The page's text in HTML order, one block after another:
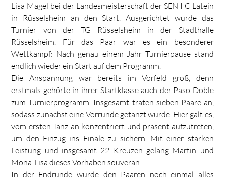
Lisa Magel bei der Landesmeisterschaft der SEN I C Latein
in Rüsselsheim an den Start. Ausgerichtet wurde das
Turnier von der TG Rüsselsheim in der Stadthalle
Rüsselsheim. Für das Paar war es ein besonderer
Wettkampf: Nach genau einem Jahr Turnierpause stand
endlich wieder ein Start auf dem Programm.
Die Anspannung war bereits im Vorfeld groß, denn
erstmals gehörte in ihrer Startklasse auch der Paso Doble
zum Turnierprogramm. Insgesamt traten sieben Paare an,
sodass zunächst eine Vorrunde getanzt wurde. Hier galt es,
vom ersten Tanz an konzentriert und präsent aufzutreten,
um den Einzug ins Finale zu sichern. Mit einer starken
Leistung und insgesamt 22 Kreuzen gelang Martin und
Mona-Lisa dieses Vorhaben souverän.
In der Endrunde wurde den Paaren noch einmal alles